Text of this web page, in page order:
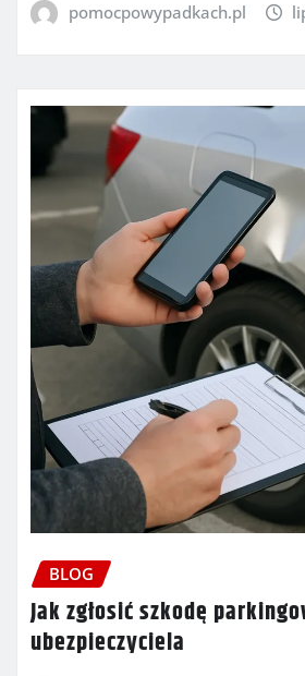
pomocpowypadkach.pl
BLOG
Jak zgłosić szkodę
ubezpieczyciela